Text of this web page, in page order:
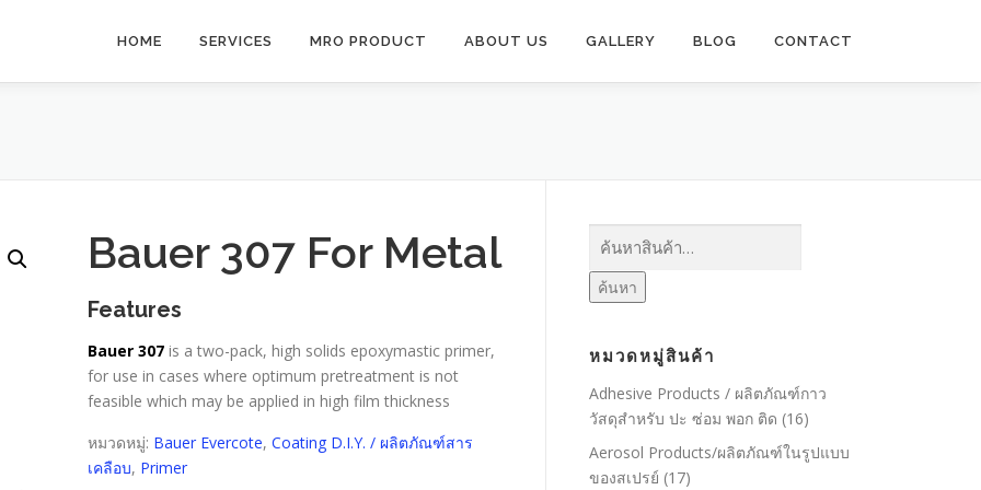
HOME SERVICES MRO PRODUCT ABOUT US GALLERY BLOG CONTACT
Bauer 307 For Metal
Features
Bauer 307is a two-pack, high solids epoxymastic primer,
for use in cases where optimum pretreatment is not
feasible which may be applied in high film thickness
หมวดหมู่: Bauer Evercote, Coating D.I.Y. / ผลิตภัณฑ์สาร
เคลือบ, Primer
ค้นหา:
ค้นหา
หมวดหมู่สินค้า
Adhesive Products / ผลิตภัณฑ์กาว
วัสดุสำหรับ ปะ ซ่อม พอก ติด (16)
Aerosol Products/ผลิตภัณฑ์ในรูปแบบ
ของสเปรย์ (17)